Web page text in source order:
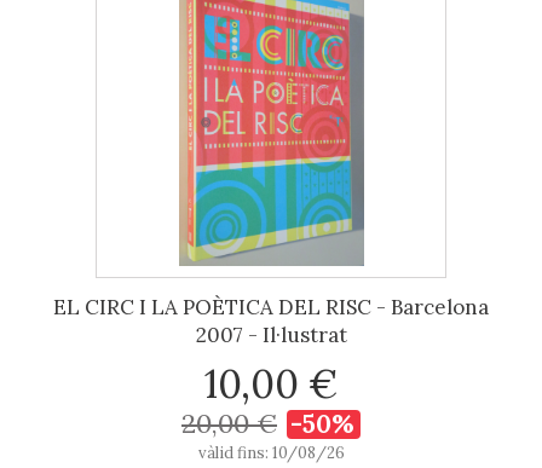
EL CIRC I LA POÈTICA DEL RISC - Barcelona
2007 - Il·lustrat
10,00 €
20,00 € -50%
vàlid fins: 10/08/26